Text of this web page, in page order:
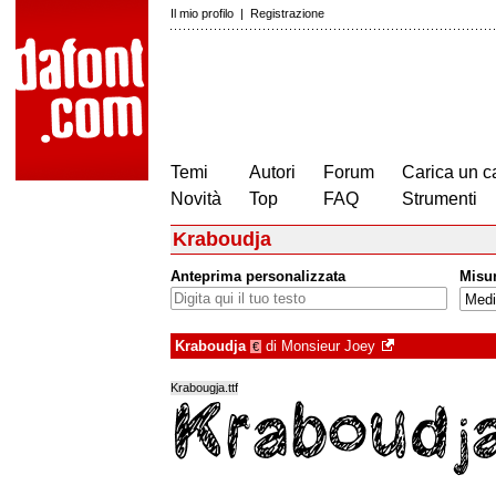
Il mio profilo | Registrazione
Temi
Novità
Autori
Top
Forum
FAQ
Carica un
Strumenti
Kraboudja
Anteprima personalizzata
Kraboudja € di Monsieur Joey
Krabougja.ttf